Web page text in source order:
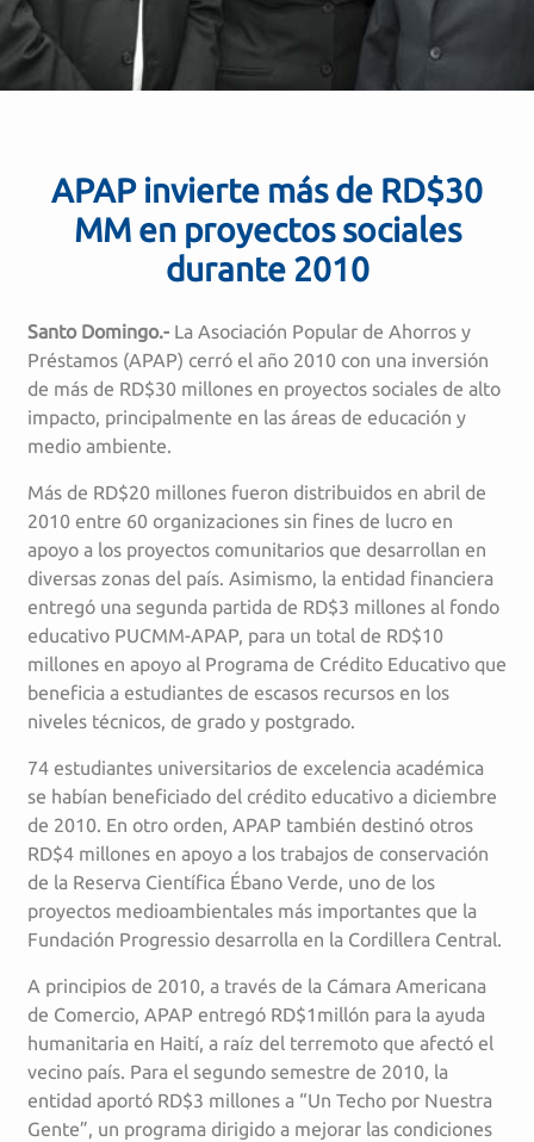
APAP invierte más de RD$30
MM en proyectos sociales
durante 2010
Santo Domingo.- La Asociación Popular de Ahorros y
Préstamos (APAP) cerró el año 2010 con una inversión
de más de RD$30 millones en proyectos sociales de alto
impacto, principalmente en las áreas de educación y
medio ambiente.
Más de RD$20 millones fueron distribuidos en abril de
2010 entre 60 organizaciones sin fines de lucro en
apoyo a los proyectos comunitarios que desarrollan en
diversas zonas del país. Asimismo, la entidad financiera
entregó una segunda partida de RD$3 millones al fondo
educativo PUCMM-APAP, para un total de RD$10
millones en apoyo al Programa de Crédito Educativo que
beneficia a estudiantes de escasos recursos en los
niveles técnicos, de grado y postgrado.
74 estudiantes universitarios de excelencia académica
se habían beneficiado del crédito educativo a diciembre
de 2010. En otro orden, APAP también destinó otros
RD$4 millones en apoyo a los trabajos de conservación
de la Reserva Científica Ébano Verde, uno de los
proyectos medioambientales más importantes que la
Fundación Progressio desarrolla en la Cordillera Central.
A principios de 2010, a través de la Cámara Americana
de Comercio, APAP entregó RD$1millón para la ayuda
humanitaria en Haití, a raíz del terremoto que afectó el
vecino país. Para el segundo semestre de 2010, la
entidad aportó RD$3 millones a “Un Techo por Nuestra
Gente”, un programa dirigido a mejorar las condiciones